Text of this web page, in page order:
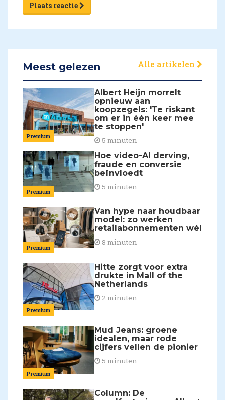
Plaats reactie
Meest gelezen Alle artikelen
Premium
Albert Heijn morrelt
opnieuw aan
koopzegels: 'Te riskant
om er in één keer mee
te stoppen'
5 minuten
Premium
Hoe video-AI derving,
fraude en conversie
beïnvloedt
5 minuten
Premium
Van hype naar houdbaar
model: zo werken
retailabonnementen wél
8 minuten
Premium
Hitte zorgt voor extra
drukte in Mall of the
Netherlands
2 minuten
Premium
Mud Jeans: groene
idealen, maar rode
cijfers vellen de pionier
5 minuten
Column: De